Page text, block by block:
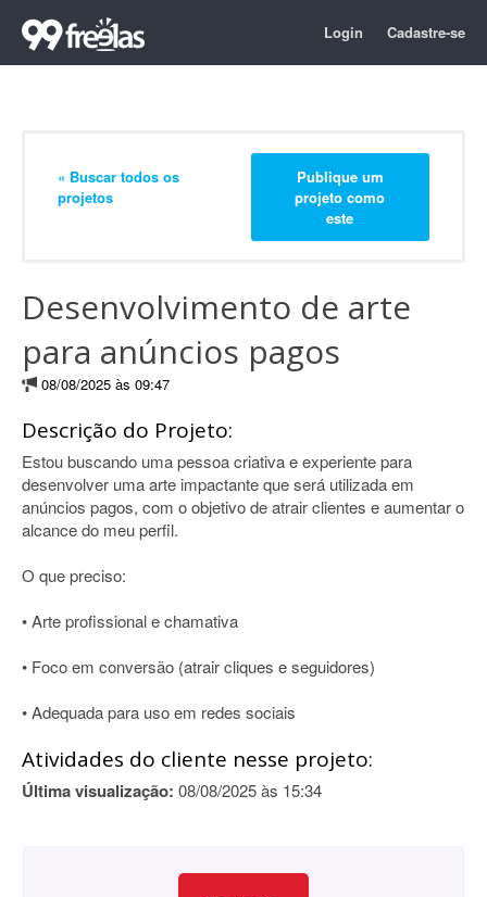
Login Cadastre-se
« Buscar todos os
projetos
Publique um
projeto como
este
Desenvolvimento de arte
para anúncios pagos
08/08/2025 às 09:47
Descrição do Projeto:
Estou buscando uma pessoa criativa e experiente para
desenvolver uma arte impactante que será utilizada em
anúncios pagos, com o objetivo de atrair clientes e aumentar o
alcance do meu perfil.
O que preciso:
• Arte profissional e chamativa
• Foco em conversão (atrair cliques e seguidores)
• Adequada para uso em redes sociais
Atividades do cliente nesse projeto:
Última visualização: 08/08/2025 às 15:34